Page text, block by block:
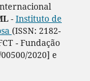
- Instituto de
(ISSN: 2182-
- Fundação
2020] e